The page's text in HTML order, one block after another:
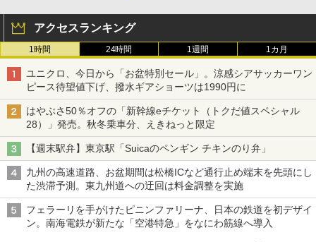
アクセスランキング
1時間 24時間 1週間 1カ月
ユニクロ、今日から「お盆特別セール」。涼感シアサッカーワン
ピース待望値下げ、撥水ギアショーツは1990円に
はやぶさ50％オフの「新幹線eチケット（トクだ値スペシャル
28）」発売。秋冬乗車分、えきねっと限定
【週末駅弁】東京駅「Suicaのペンギン チキンのり弁」
九州の高速道路、お盆期間は松橋ICなど通行止め端末を先頭にし
た渋滞予測。東九州道への迂回は料金調整を実施
フェラーリを手がけたピニンファリーナ、日本の鉄道を初デザイ
ン。南海電鉄が新たな「空港特急」をなにわ筋線へ導入